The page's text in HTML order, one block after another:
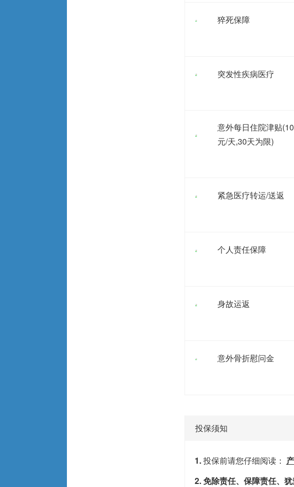
猝死保障
突发性疾病医疗
意外每日住院津贴
元/天,30天为限)
紧急医疗转运/送返
个人责任保障
身故运返
意外骨折慰问金
投保须知
1.投保前请您仔细阅读：
2. 免除责任、保障责任、